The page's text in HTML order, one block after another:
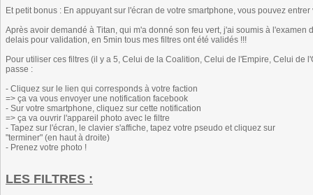
Et petit bonus : En appuyant sur l'écran de votre smartphone, vous pouvez
Après avoir demandé à Titan, qui m'a donné son feu vert, j'ai soumis à
delais pour validation, en 5min tous mes filtres ont été validés !!!
Pour utiliser ces filtres (il y a 5, Celui de la Coalition, Celui de l'Empire, Celui de
passe :
- Cliquez sur le lien qui corresponds à votre faction
=> ça va vous envoyer une notification facebook
- Sur votre smartphone, cliquez sur cette notification
=> ça va ouvrir l'appareil photo avec le filtre
- Tapez sur l'écran, le clavier s'affiche, tapez votre pseudo et cliquez sur
"terminer" (en haut à droite)
- Prenez votre photo !
LES FILTRES :